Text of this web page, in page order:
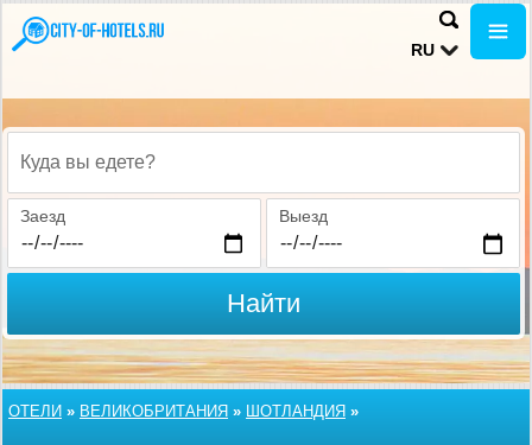
RU
Куда вы едете?
Заезд Выезд
Найти
ОТЕЛИ » ВЕЛИКОБРИТАНИЯ » ШОТЛАНДИЯ »